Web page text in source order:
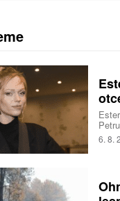
6. 8.